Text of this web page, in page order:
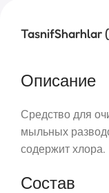
TasnifSharhlar
Описание
Средство для
мыльных
содержит хлора.
Состав